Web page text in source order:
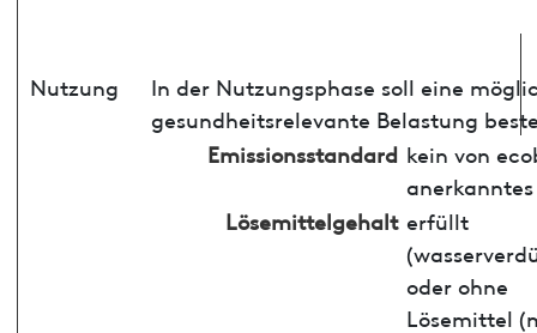
Nutzung
In der Nutzungsphase soll eine
gesundheitsrelevante Belastung
Emissionsstandard kein von
Lösemittelgehalt erfüllt
oder ohne
Lösemittel